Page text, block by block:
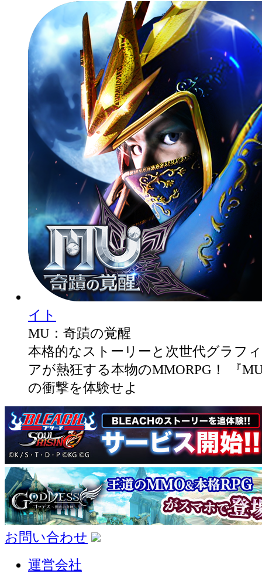
イト
MU：奇蹟の覚醒
本格的なストーリーと次世代グラフ
アが熱狂する本物のMMORPG！ 『
の衝撃を体験せよ
お問い合わせ
運営会社